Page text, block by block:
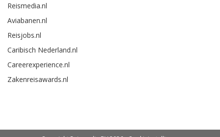
Reismedia.nl
Aviabanen.nl
Reisjobs.nl
Caribisch Nederland.nl
Careerexperience.nl
Zakenreisawards.nl